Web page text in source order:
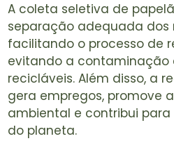
A coleta seletiva de
separação adequada dos
facilitando o processo de
evitando a contaminação
recicláveis. Além disso, a
gera empregos, promove
ambiental e contribui
do planeta.